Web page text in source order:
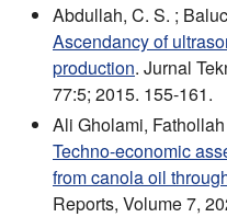
Abdullah, C. S. ;
Ascendancy of
production. Jurnal
77:5; 2015. 155-161.
Ali Gholami,
Techno-economic
from canola oil
Reports, Volume 7,